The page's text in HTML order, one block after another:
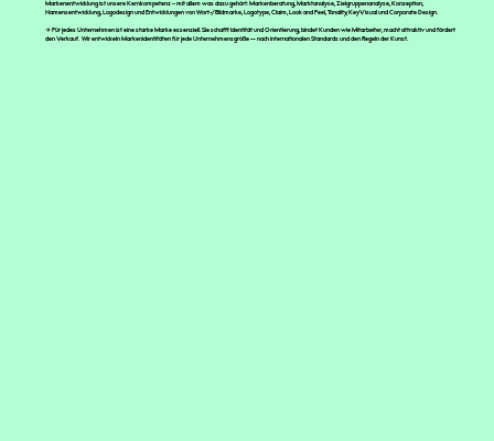
Markenentwicklung ist unsere Kernkompetenz – mit allem was dazu gehört: Markenberatung, Marktanalyse, Zielgruppenanalyse, Konzeption,
Namensentwicklung, Logodesign und Entwicklungen von Wort-/Bildmarke, Logotype, Claim, Look and Feel, Tonality, KeyVisual und Corporate Design.
→ Für jedes Unternehmen ist eine starke Marke essenziell. Sie schafft Identität und Orientierung,bindet Kunden wie Mitarbeiter, macht attraktiv und fördert
den Verkauf. Wir entwickeln Markenidentitäten für jede Unternehmensgröße— nach internationalen Standards und den Regeln der Kunst.